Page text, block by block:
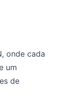
onde cada
um
de